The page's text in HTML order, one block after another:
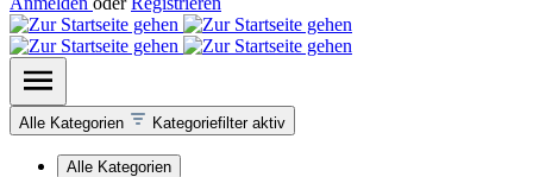
Alle Kategorien Kategoriefilter aktiv
Alle Kategorien